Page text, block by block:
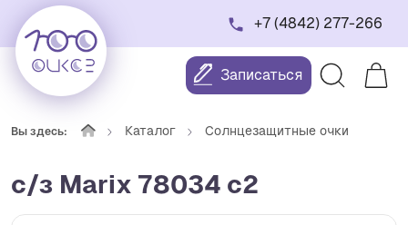
+7 (4842) 277-266
Записаться
Вы здесь: Каталог Солнцезащитные очки
с/з Marix 78034 c2